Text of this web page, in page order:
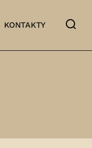
KONTAKTY